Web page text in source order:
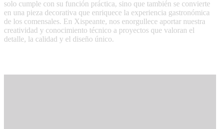
solo cumple con su función práctica, sino que también se convierte
en una pieza decorativa que enriquece la experiencia gastronómica
de los comensales. En Xispeante, nos enorgullece aportar nuestra
creatividad y conocimiento técnico a proyectos que valoran el
detalle, la calidad y el diseño único.